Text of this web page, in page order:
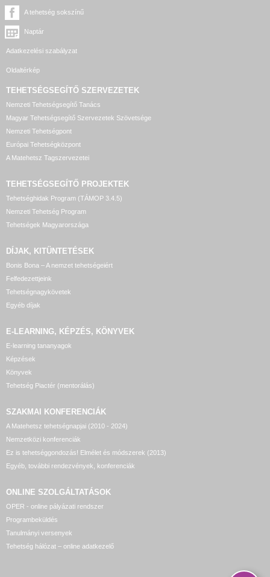
A tehetség sokszínű
Naptár
Adatkezelési szabályzat
Oldaltérkép
TEHETSÉGSEGÍTŐ SZERVEZETEK
Nemzeti Tehetségsegítő Tanács
Magyar Tehetségsegítő Szervezetek Szövetsége
Nemzeti Tehetségpont
Európai Tehetségközpont
A Matehetsz Tagszervezetei
TEHETSÉGSEGÍTŐ PROJEKTEK
Tehetséghidak Program (TÁMOP 3.4.5)
Nemzeti Tehetség Program
Tehetségek Magyarországa
DÍJAK, KITÜNTETÉSEK
Bonis Bona – A nemzet tehetségeiért
Felfedezettjeink
Tehetségnagykövetek
Egyéb díjak
E-LEARNING, KÉPZÉS, KÖNYVEK
E-learning tananyagok
Képzések
Könyvek
Tehetség Piactér (mentorálás)
SZAKMAI KONFERENCIÁK
A Matehetsz tehetségnapjai (2010 - 2024)
Nemzetközi konferenciák
Ez is tehetséggondozás! Elmélet és módszerek (2013)
Egyéb, további rendezvények, konferenciák
ONLINE SZOLGÁLTATÁSOK
OPER - online pályázati rendszer
Programbeküldés
Tanulmányi versenyek
Tehetség hálózat – online adatkezelő